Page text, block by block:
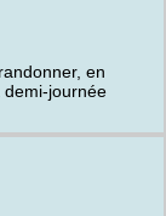
en
demi-journée